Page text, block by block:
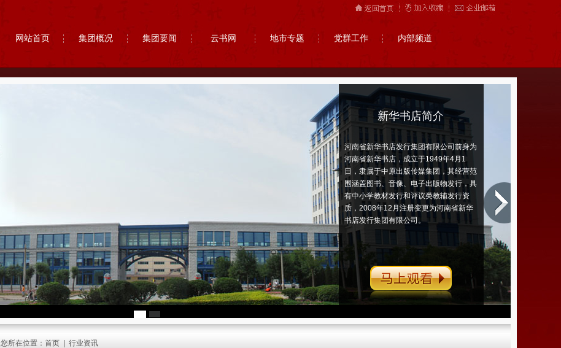
网站首页 集团概况 集团要闻 云书网 地市专题 党群工作 内部频道
新华书店简介
河南省新华书店发行集团有限公司前身为
河南省新华书店，成立于1949年4月1
日，隶属于中原出版传媒集团，其经营范
围涵盖图书、音像、电子出版物发行，具
有中小学教材发行和评议类教辅发行资
质，2008年12月注册变更为河南省新华
书店发行集团有限公司。
马上观看
您所在位置： 首页 行业资讯